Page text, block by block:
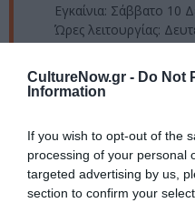
CultureNow.gr - Do Not
Information
If you wish to opt-out of the
processing of your personal
targeted advertising by us,
section to confirm your
Εγκαίνια: Σάββατο 10
Ώρες λειτουργίας:
Παρασκευή, Κυριακή
20.00
Αρχαιολογικό
Μάκρης 44,
Eισιτήρια: